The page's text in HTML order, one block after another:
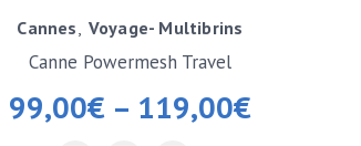
Cannes Voyage- Multibrins
99,00€– 119,00€
Canne Powermesh Travel